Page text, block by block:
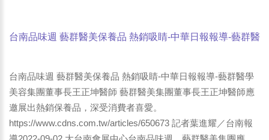
台南品味週 藝群醫美保養品 熱銷吸睛-中華日報報導-藝群醫
台南品味週 藝群醫美保養品 熱銷吸睛-中華日報報導-藝群醫學
美容集團董事長王正坤醫師 藝群醫美集團董事長王正坤醫師應
邀展出熱銷保養品，深受消費者喜愛。
https://www.cdns.com.tw/articles/650673 記者葉進耀／台南報